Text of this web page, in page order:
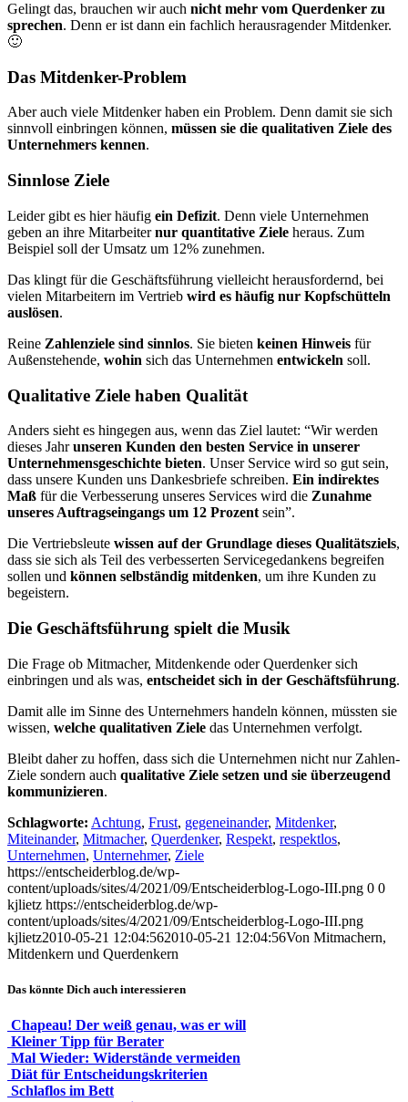
Gelingt das, brauchen wir auch nicht mehr vom Querdenker zu
sprechen. Denn er ist dann ein fachlich herausragender Mitdenker.
🙂
Das Mitdenker-Problem
Aber auch viele Mitdenker haben ein Problem. Denn damit sie sich
sinnvoll einbringen können, müssen sie die qualitativen Ziele des
Unternehmers kennen.
Sinnlose Ziele
Leider gibt es hier häufig ein Defizit. Denn viele Unternehmen
geben an ihre Mitarbeiternur quantitative Ziele heraus. Zum
Beispiel soll der Umsatz um 12% zunehmen.
Das klingt für die Geschäftsführung vielleicht herausfordernd, bei
vielen Mitarbeitern im Vertrieb wird es häufig nur Kopfschütteln
auslösen.
Reine Zahlenziele sind sinnlos. Sie bieten keinen Hinweis für
Außenstehende, wohin sich das Unternehmen entwickeln soll.
Qualitative Ziele haben Qualität
Anders sieht es hingegen aus, wenn das Ziel lautet: “Wir werden
dieses Jahrunseren Kunden den besten Service in unserer
Unternehmensgeschichte bieten. Unser Service wird so gut sein,
dass unsere Kunden uns Dankesbriefe schreiben. Ein indirektes
Maß für die Verbesserung unseres Services wird die Zunahme
unseres Auftragseingangs um 12 Prozent sein”.
Die Vertriebsleute wissen auf der Grundlage dieses Qualitätsziels,
dass sie sich als Teil des verbesserten Servicegedankens begreifen
sollen und können selbständig mitdenken, um ihre Kunden zu
begeistern.
Die Geschäftsführung spielt die Musik
Die Frage ob Mitmacher, Mitdenkende oder Querdenker sich
einbringen und als was, entscheidet sich in der Geschäftsführung.
Damit alle im Sinne des Unternehmers handeln können, müssten sie
wissen, welche qualitativen Ziele das Unternehmen verfolgt.
Bleibt daher zu hoffen, dass sich die Unternehmen nicht nur Zahlen-
Ziele sondern auch qualitative Ziele setzen und sie überzeugend
kommunizieren.
Schlagworte: Achtung, Frust, gegeneinander, Mitdenker,
Miteinander, Mitmacher, Querdenker, Respekt, respektlos,
Unternehmen, Unternehmer, Ziele
https://entscheiderblog.de/wp-
content/uploads/sites/4/2021/09/Entscheiderblog-Logo-III.png 0 0
kjlietz https://entscheiderblog.de/wp-
content/uploads/sites/4/2021/09/Entscheiderblog-Logo-III.png
kjlietz2010-05-21 12:04:562010-05-21 12:04:56Von Mitmachern,
Mitdenkern und Querdenkern
Das könnte Dich auch interessieren
Chapeau! Der weiß genau, was er will
Kleiner Tipp für Berater
Mal Wieder: Widerstände vermeiden
Diät für Entscheidungskriterien
Schlaflos im Bett